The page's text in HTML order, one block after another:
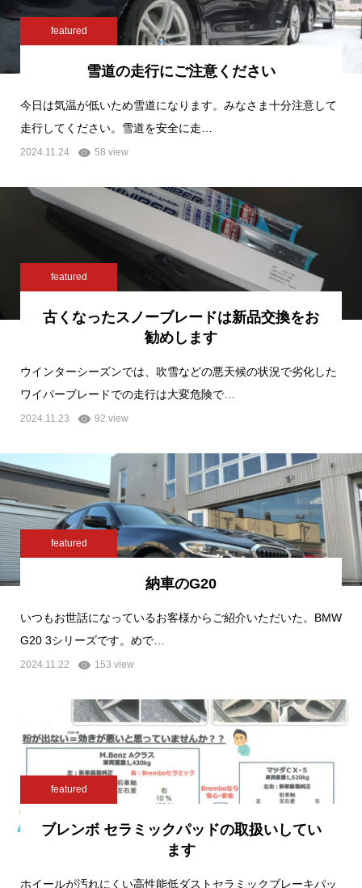
featured
雪道の走行にご注意ください
今日は気温が低いため雪道になります。みなさま十分注意して
走行してください。雪道を安全に走…
2024.11.24 58 view
featured
古くなったスノーブレードは新品交換をお
勧めします
ウインターシーズンでは、吹雪などの悪天候の状況で劣化した
ワイパーブレードでの走行は大変危険で…
2024.11.23 92 view
featured
納車のG20
いつもお世話になっているお客様からご紹介いただいた。BMW
G20 3シリーズです。めで…
2024.11.22 153 view
featured
ブレンボ セラミックパッドの取扱いしてい
ます
ホイールが汚れにくい高性能低ダストセラミックブレーキパッ